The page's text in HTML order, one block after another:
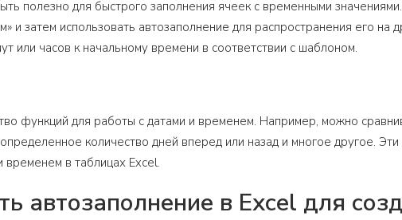
полезно для быстрого заполнения ячеек с временными
и затем использовать автозаполнение для распространения его на
или часов к начальному времени в соответствии с шаблоном.
функций для работы с датами и временем. Например, можно
количество дней вперед или назад и многое другое.
в таблицах Excel.
автозаполнение в Excel для